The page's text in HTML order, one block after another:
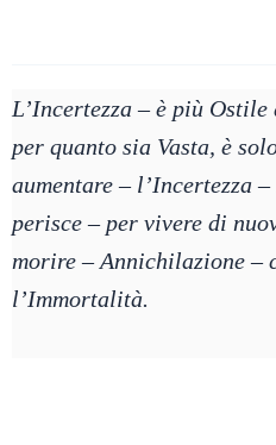
L’Incertezza – è più
per quanto sia Vasta, è
aumentare – l’Incertezza
perisce – per vivere di
morire – Annichilazione –
l’Immortalità.